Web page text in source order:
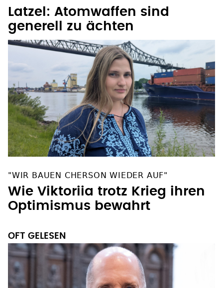
WARUNG VOR AUFRÜSTUNG
Latzel: Atomwaffen sind
generell zu ächten
"WIR BAUEN CHERSON WIEDER AUF"
Wie Viktoriia trotz Krieg ihren
Optimismus bewahrt
OFT GELESEN